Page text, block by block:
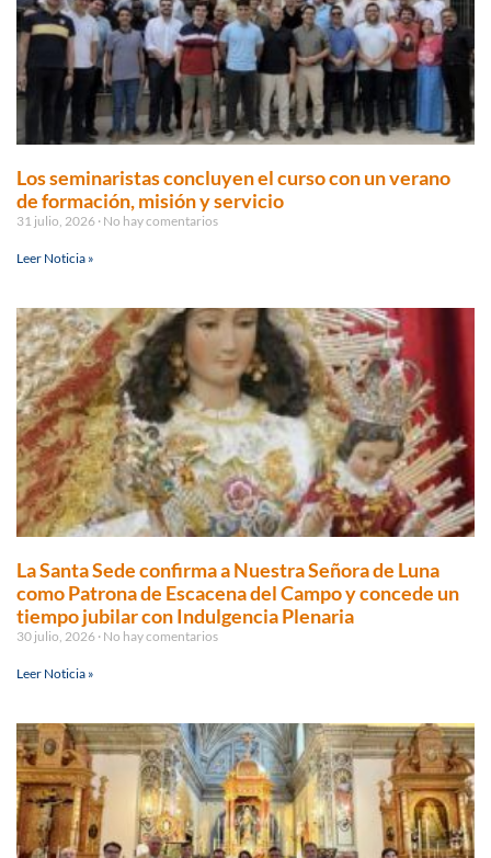
Los seminaristas concluyen el curso con un verano
de formación, misión y servicio
31 julio, 2026 No hay comentarios
Leer Noticia »
La Santa Sede confirma a Nuestra Señora de Luna
como Patrona de Escacena del Campo y concede un
tiempo jubilar con Indulgencia Plenaria
30 julio, 2026 No hay comentarios
Leer Noticia »